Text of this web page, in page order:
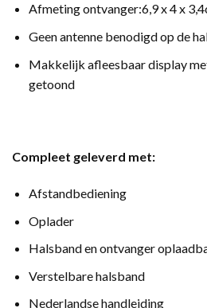
Afmeting ontvanger:6,9 x 4 x
Geen antenne benodigd op de
Makkelijk afleesbaar display
getoond
Compleet geleverd met:
Afstandbediening
Oplader
Halsband en ontvanger
Verstelbare halsband
Nederlandse handleiding